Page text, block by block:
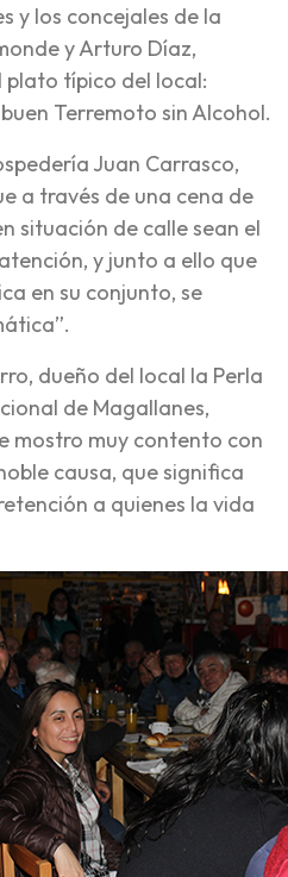
y los concejales de la
y Arturo Díaz,
plato típico del local:
Terremoto sin Alcohol.
Juan Carrasco,
a través de una cena de
situación de calle sean el
y junto a ello que
en su conjunto, se
dueño del local la Perla
de Magallanes,
mostro muy contento con
causa, que significa
a quienes la vida